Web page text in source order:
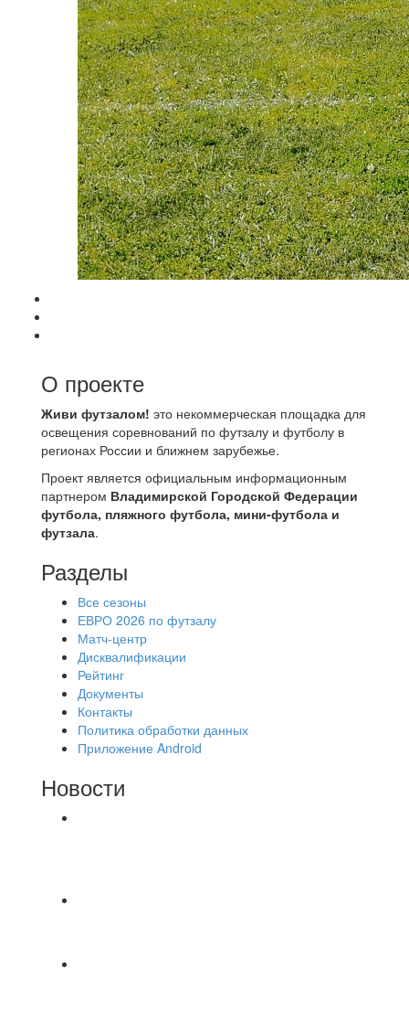
О проекте
Живи футзалом! это некоммерческая площадка для
освещения соревнований по футзалу и футболу в
регионах России и ближнем зарубежье.
Проект является официальным информационным
партнером Владимирской Городской Федерации
футбола, пляжного футбола, мини-футбола и
футзала.
Разделы
Все сезоны
ЕВРО 2026 по футзалу
Матч-центр
Дисквалификации
Рейтинг
Документы
Контакты
Политика обработки данных
Приложение Android
Новости